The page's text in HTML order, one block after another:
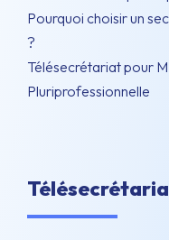
Pourquoi choisir un
?
Télésecrétariat pour
Pluriprofessionnelle